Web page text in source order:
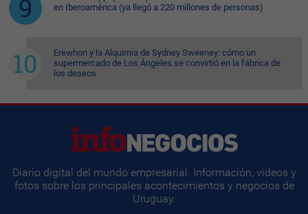
en Iberoamérica (ya llegó a 220 millones de personas)
Erewhon y la Alquimia de Sydney Sweeney: cómo un
supermercado de Los Ángeles se convirtió en la fábrica de
los deseos
Diario digital del mundo empresarial. Información, videos y
fotos sobre los principales acontecimientos y negocios de
Uruguay.